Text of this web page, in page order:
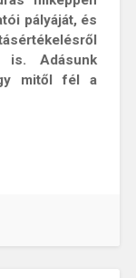
pályáját, és
is. Adásunk
mitől fél a